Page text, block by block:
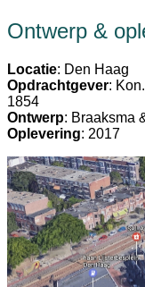
Ontwerp &
Locatie: Den Haag
Opdrachtgever:
1854
Ontwerp: Braaksma
Oplevering: 2017